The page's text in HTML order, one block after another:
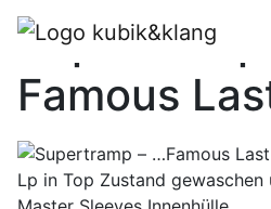
Supertramp
Famous
Lp in Top Zustand